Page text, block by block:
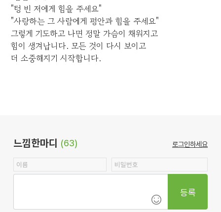
"텅 빈 저에게 힘을 주세요"
"사랑하는 그 사람에게 평안과 힘을 주세요"
그렇게 기도하고 나면 정말 가슴이 채워지고
힘이 생겨납니다. 모든 것이 다시 보이고
더 소중해지기 시작합니다.
느낌한마디 (63) 로그인하세요
등록